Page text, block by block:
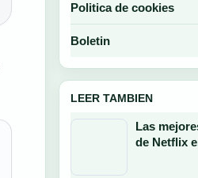
Politica de cookies
Boletin
LEER TAMBIEN
Las
de Netflix